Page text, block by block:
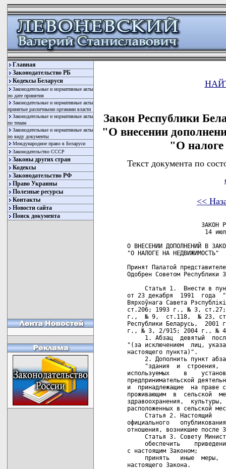
Главная
Законодательство РБ
Кодексы Беларуси
Законодательные и нормативные акты
по дате принятия
Законодательные и нормативные акты
принятые различными органами власти
Законодательные и нормативные акты
по темам
Законодательные и нормативные акты
по виду документы
Международное право в Беларуси
Законодательство СССР
Законы других стран
Кодексы
Законодательство РФ
Право Украины
Полезные ресурсы
Контакты
Новости сайта
Поиск документа
Закон Республики
"О внесении
"О
Текст документа по
<<
ЗАКОН
14
О ВНЕСЕНИИ ДОПОЛНЕНИЙ В
"О НАЛОГЕ НА НЕДВИЖИМОСТЬ"
Принят Палатой
Одобрен Советом Республики
Статья 1.  Внести в
от 23 декабря  1991  года
Вярхоўнага Савета
ст.206; 1993 г., № 3,
г.,  № 9,  ст.118,  № 23,
Республики Беларусь,
г., № 3, 2/915; 2004 г., № 4,
1. Абзац  девятый
"(за исключением  лиц,
настоящего пункта)".
2. Дополнить пункт
"здания  и  строения,
используемых    в
предпринимательской
и  принадлежащие  на праве
проживающим  в  сельской
здравоохранения,
расположенных в сельской
Статья 2. Настоящий
официального
отношения, возникшие после
Статья 3. Совету
обеспечить
с настоящим Законом;
принять   иные  меры,
настоящего Закона.